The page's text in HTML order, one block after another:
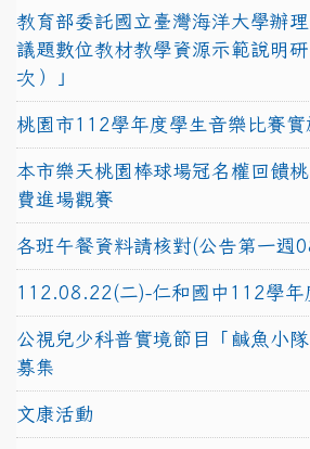
教育部委託國立臺灣海洋大學辦
議題數位教材教學資源示範說明
次）」
桃園市112學年度學生音樂比賽實
本市樂天桃園棒球場冠名權回饋
費進場觀賽
各班午餐資料請核對(公告第一週
112.08.22(二)-仁和國中112學年
公視兒少科普實境節目「鹹魚小
募集
文康活動